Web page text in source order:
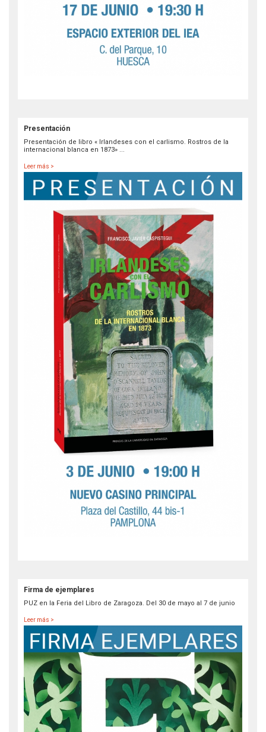
Presentación
Presentación de libro « Irlandeses con el carlismo. Rostros de la
internacional blanca en 1873» ...
Leer más >
Firma de ejemplares
PUZ en la Feria del Libro de Zaragoza. Del 30 de mayo al 7 de junio
Leer más >